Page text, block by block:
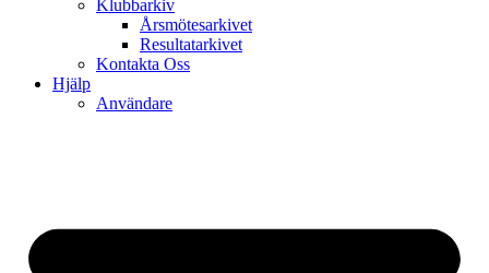
Klubbarkiv
Årsmötesarkivet
Resultatarkivet
Kontakta Oss
Hjälp
Användare